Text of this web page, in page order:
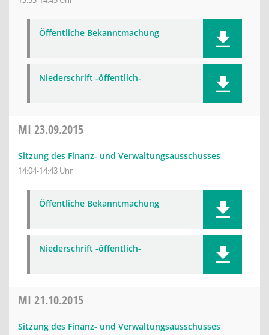
Öffentliche Bekanntmachung
Niederschrift -öffentlich-
MI 23.09.2015
Sitzung des Finanz- und Verwaltungsausschusses
14:04-14:43 Uhr
Öffentliche Bekanntmachung
Niederschrift -öffentlich-
MI 21.10.2015
Sitzung des Finanz- und Verwaltungsausschusses